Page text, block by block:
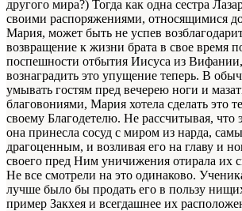
другого мира?) Тогда как одна сестра
своими распоряжениями, относящимися
Мария, может быть не успев
возвращение к жизни брата в свое время
поспешности отбытия Иисуса из Вифании,
вознаградить это упущение теперь. В
умывать гостям пред вечерею ноги и
благовониями, Мария хотела сделать это
своему Благодетелю. Не рассчитывая, что
она принесла сосуд с миром из нарда,
драгоценным, и возливая его на главу и
своего пред Ним уничижения отирала их
Не все смотрели на это одинаково.
лучше было бы продать его в пользу
пример Закхея и всегдашнее их